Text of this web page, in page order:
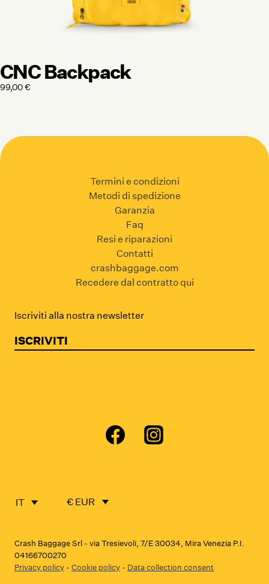
CNC Backpack
99,00€
Termini e condizioni
Metodi di spedizione
Garanzia
Faq
Resi e riparazioni
Contatti
crashbaggage.com
Recedere dal contratto qui
Iscriviti alla nostra newsletter
ISCRIVITI
IT € EUR
Crash Baggage Srl - via Tresievoli, 7/E 30034, Mira Venezia P.I.
04166700270
Privacy policy - Cookie policy - Data collection consent